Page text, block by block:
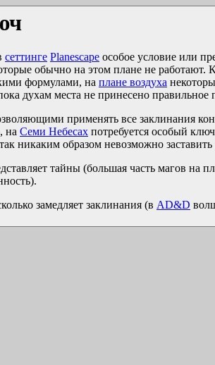
сеттинге Planescape особое условие или
обычно на этом плане не
формулами, на плане воздуха
духам места не принесено
применять все заклинания
на Семи Небесах потребуется особый
никаким образом невозможно
тайны (большая часть магов на
замедляет заклинания (в AD&D